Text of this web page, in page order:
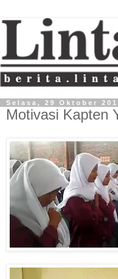
Selasa, 29 Oktober
Motivasi Kapten